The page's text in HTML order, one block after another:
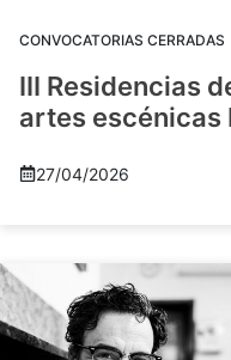
CONVOCATORIAS CERRADAS
III Residencias
artes
27/04/2026